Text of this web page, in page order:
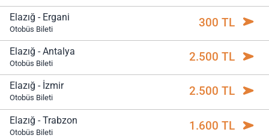
Elazığ - Ergani
Otobüs Bileti 300 TL
Elazığ - Antalya
Otobüs Bileti 2.500 TL
Elazığ - İzmir
Otobüs Bileti 2.500 TL
Elazığ - Trabzon
Otobüs Bileti 1.600 TL